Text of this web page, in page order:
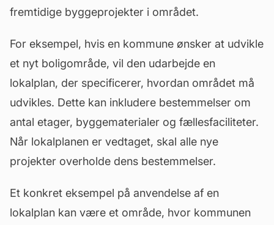
fremtidige byggeprojekter i området.
For eksempel, hvis en kommune ønsker at udvikle
et nyt boligområde, vil den udarbejde en
lokalplan, der specificerer, hvordan området må
udvikles. Dette kan inkludere bestemmelser om
antal etager, byggematerialer og fællesfaciliteter.
Når lokalplanen er vedtaget, skal alle nye
projekter overholde dens bestemmelser.
Et konkret eksempel på anvendelse af en
lokalplan kan være et område, hvor kommunen